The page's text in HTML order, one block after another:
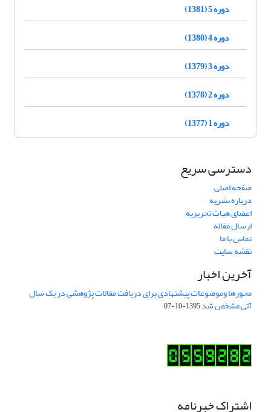
دوره 5 (1381)
دوره 4 (1380)
دوره 3 (1379)
دوره 2 (1378)
دوره 1 (1377)
دسترسی سریع
صفحه اصلی
درباره نشریه
اعضای هیات تحریریه
ارسال مقاله
تماس با ما
نقشه سایت
آخرین اخبار
محورها وموضوعات پیشنهادی برای دریافت مقالات پژوهشی در یک سال
آتی مشخص شد1395-10-07
اشتراک خبرنامه